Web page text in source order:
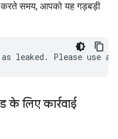
करते समय, आपको यह गड़बड़ी
लिए कार्रवाई